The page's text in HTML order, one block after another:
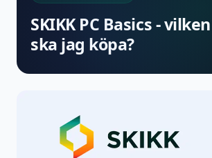
SKIKK PC Basics -
ska jag köpa?